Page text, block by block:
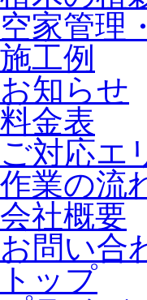
空家管理
施工例
お知らせ
料金表
ご対応エ
作業の流
会社概要
お問い合
トップ